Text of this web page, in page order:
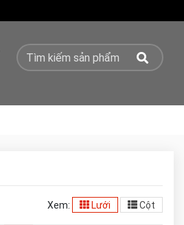
Xem: Lưới Cột